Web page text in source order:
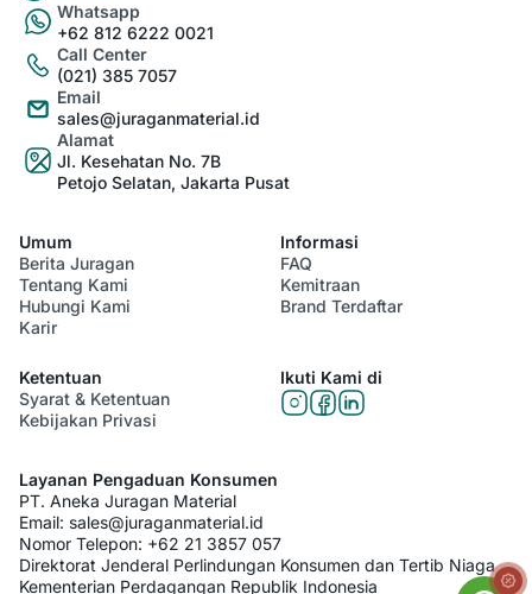
Whatsapp
+62 812 6222 0021
Call Center
(021) 385 7057
Email
sales@juraganmaterial.id
Alamat
Jl. Kesehatan No. 7B
Petojo Selatan, Jakarta Pusat
Umum
Berita Juragan
Tentang Kami
Hubungi Kami
Karir
Informasi
FAQ
Kemitraan
Brand Terdaftar
Ketentuan
Syarat & Ketentuan
Kebijakan Privasi
Ikuti Kami di
Layanan Pengaduan Konsumen
PT. Aneka Juragan Material
Email: sales@juraganmaterial.id
Nomor Telepon: +62 21 3857 057
Direktorat Jenderal Perlindungan Konsumen dan Tertib Niaga
Kementerian Perdagangan Republik Indonesia